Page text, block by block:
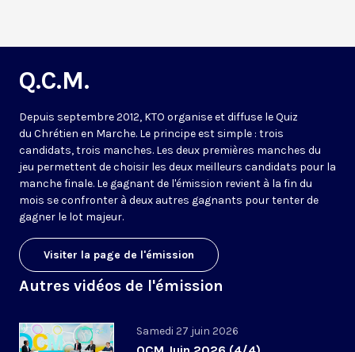
Q.C.M.
Depuis septembre 2012, KTO organise et diffuse le Quiz
du Chrétien en Marche. Le principe est simple : trois
candidats, trois manches. Les deux premières manches du
jeu permettent de choisir les deux meilleurs candidats pour la
manche finale. Le gagnant de l'émission revient à la fin du
mois se confronter à deux autres gagnants pour tenter de
gagner le lot majeur.
Visiter la page de l'émission
Autres vidéos de l'émission
Samedi 27 juin 2026